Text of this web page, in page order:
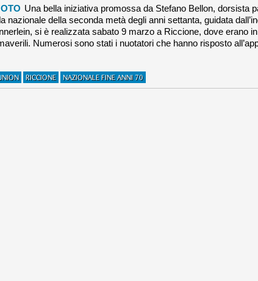
Una bella iniziativa promossa da Stefano Bellon, dorsista
nazionale della seconda metà degli anni settanta, guidata
si è realizzata sabato 9 marzo a Riccione, dove erano
Numerosi sono stati i nuotatori che hanno risposto
RICCIONE NAZIONALE FINE ANNI 70